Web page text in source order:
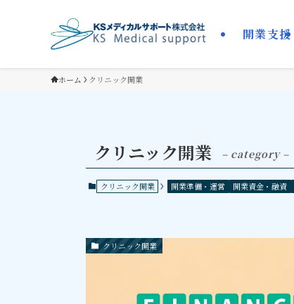
開業支援
ホーム クリニック開業
クリニック開業 – category –
クリニック開業 開業準備・運営 開業資金・融資
クリニック開業